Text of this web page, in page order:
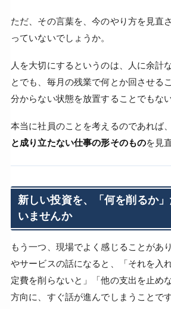
ただ、その言葉を、今のやり方を見直
っていないでしょうか。
人を大切にするというのは、人に余計
とでも、毎月の残業で何とか回させる
分からない状態を放置することでもな
本当に社員のことを考えるのであれば、
と成り立たない仕事の形そのものを見
新しい投資を、「何を削るか
いませんか
もう一つ、現場でよく感じることがあ
やサービスの話になると、「それを入
定費を削らないと」「他の支出を止め
方向に、すぐ話が進んでしまうことです